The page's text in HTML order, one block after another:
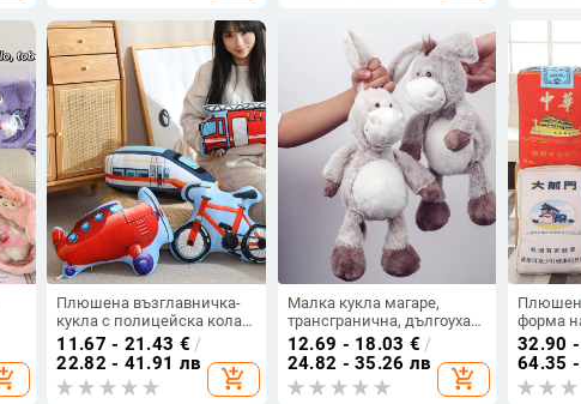
Плюшена възглавничка-
кукла с полицейска кола,
пожарна кола, багер и
влак
11.67 - 21.43 € /
22.82 - 41.91 лв
add_shopping_cart
Малка кукла магаре,
трансгранична, дългоуха
магаре, плюшена играчка,
подарък за рожден ден за
момичета, парцалена
кукла на едро
12.69 - 18.03 € /
24.82 - 35.26 лв
add_shopping_cart
форма
32.90
64.35